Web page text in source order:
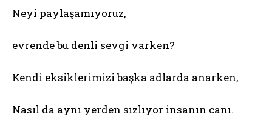
Neyi paylaşamıyoruz,
evrende bu denli sevgi varken?
Kendi eksiklerimizi başka adlarda anarken,
Nasıl da aynı yerden sızlıyor insanın canı.